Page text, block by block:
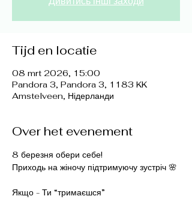
Tijd en locatie
08 mrt 2026, 15:00
Pandora 3, Pandora 3, 1183 KK
Amstelveen, Нідерланди
Over het evenement
8 березня обери себе!
Приходь на жіночу підтримуючу зустріч 🌸
Якщо - Ти “тримаєшся”